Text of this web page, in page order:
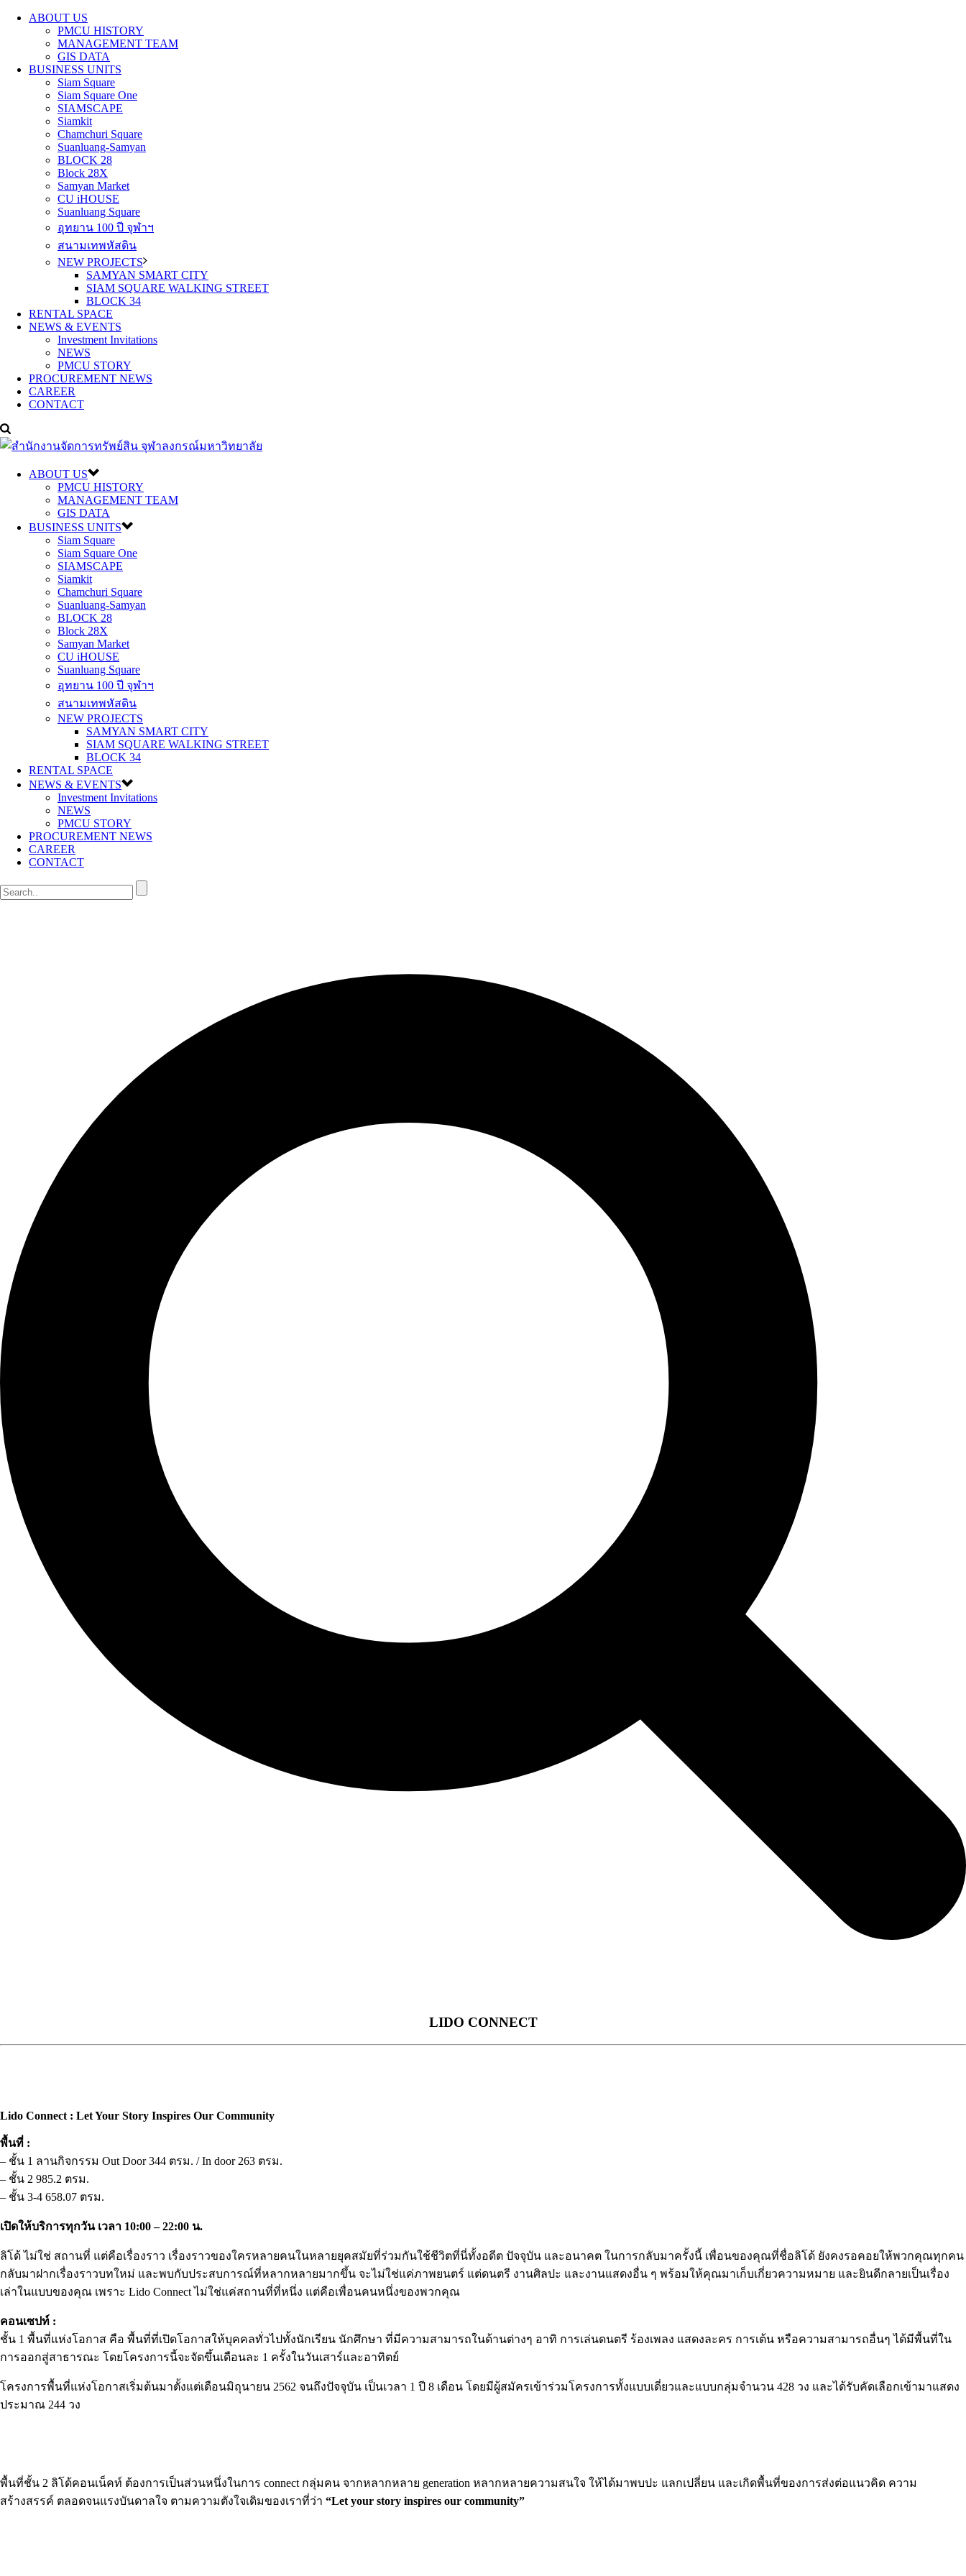
ABOUT US
PMCU HISTORY
MANAGEMENT TEAM
GIS DATA
BUSINESS UNITS
Siam Square
Siam Square One
SIAMSCAPE
Siamkit
Chamchuri Square
Suanluang-Samyan
BLOCK 28
Block 28X
Samyan Market
CU iHOUSE
Suanluang Square
อุทยาน 100 ปี จุฬาฯ
สนามเทพหัสดิน
NEW PROJECTS
SAMYAN SMART CITY
SIAM SQUARE WALKING STREET
BLOCK 34
RENTAL SPACE
NEWS & EVENTS
Investment Invitations
NEWS
PMCU STORY
PROCUREMENT NEWS
CAREER
CONTACT
ABOUT US
PMCU HISTORY
MANAGEMENT TEAM
GIS DATA
BUSINESS UNITS
Siam Square
Siam Square One
SIAMSCAPE
Siamkit
Chamchuri Square
Suanluang-Samyan
BLOCK 28
Block 28X
Samyan Market
CU iHOUSE
Suanluang Square
อุทยาน 100 ปี จุฬาฯ
สนามเทพหัสดิน
NEW PROJECTS
SAMYAN SMART CITY
SIAM SQUARE WALKING STREET
BLOCK 34
RENTAL SPACE
NEWS & EVENTS
Investment Invitations
NEWS
PMCU STORY
PROCUREMENT NEWS
CAREER
CONTACT
LIDO CONNECT
Lido Connect : Let Your Story Inspires Our Community
พื้นที่ :
– ชั้น 1 ลานกิจกรรม Out Door 344 ตรม. / In door 263 ตรม.
– ชั้น 2 985.2 ตรม.
– ชั้น 3-4 658.07 ตรม.
เปิดให้บริการทุกวัน เวลา 10:00 – 22:00 น.
ลิโด้ ไม่ใช่ สถานที่ แต่คือเรื่องราว เรื่องราวของใครหลายคนในหลายยุคสมัยที่ร่วมกันใช้ชีวิตที่นี่ทั้งอดีต ปัจจุบัน และอนาคต ในการกลับมาครั้งนี้ เพื่อนของคุณที่ชื่อลิโด้ ยังคงรอคอยให้พวกคุณทุกคน
กลับมาฝากเรื่องราวบทใหม่ และพบกับประสบการณ์ที่หลากหลายมากขึ้น จะไม่ใช่แค่ภาพยนตร์ แต่ดนตรี งานศิลปะ และงานแสดงอื่น ๆ พร้อมให้คุณมาเก็บเกี่ยวความหมาย และยินดีกลายเป็นเรื่อง
เล่าในแบบของคุณ เพราะ Lido Connect ไม่ใช่แค่สถานที่ที่หนึ่ง แต่คือเพื่อนคนหนึ่งของพวกคุณ
คอนเซปท์ :
ชั้น 1 พื้นที่แห่งโอกาส คือ พื้นที่ที่เปิดโอกาสให้บุคคลทั่วไปทั้งนักเรียน นักศึกษา ที่มีความสามารถในด้านต่างๆ อาทิ การเล่นดนตรี ร้องเพลง แสดงละคร การเต้น หรือความสามารถอื่นๆ ได้มีพื้นที่ใน
การออกสู่สาธารณะ โดยโครงการนี้จะจัดขึ้นเดือนละ 1 ครั้งในวันเสาร์และอาทิตย์
โครงการพื้นที่แห่งโอกาสเริ่มต้นมาตั้งแต่เดือนมิถุนายน 2562 จนถึงปัจจุบัน เป็นเวลา 1 ปี 8 เดือน โดยมีผู้สมัครเข้าร่วมโครงการทั้งแบบเดี่ยวและแบบกลุ่มจำนวน 428 วง และได้รับคัดเลือกเข้ามาแสดง
ประมาณ 244 วง
พื้นที่ชั้น 2 ลิโด้คอนเน็คท์ ต้องการเป็นส่วนหนึ่งในการ connect กลุ่มคน จากหลากหลาย generation หลากหลายความสนใจ ให้ได้มาพบปะ แลกเปลี่ยน และเกิดพื้นที่ของการส่งต่อแนวคิด ความ
สร้างสรรค์ ตลอดจนแรงบันดาลใจ ตามความตังใจเดิมของเราที่ว่า “Let your story inspires our community”